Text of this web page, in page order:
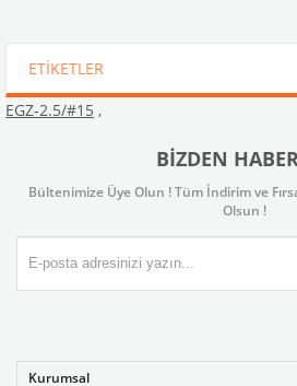
ETIKETLER
EGZ-2.5/#15 ,
BIZDEN
Bültenimize Üye Olun ! Tüm İndirim ve
Olsun !
Kurumsal